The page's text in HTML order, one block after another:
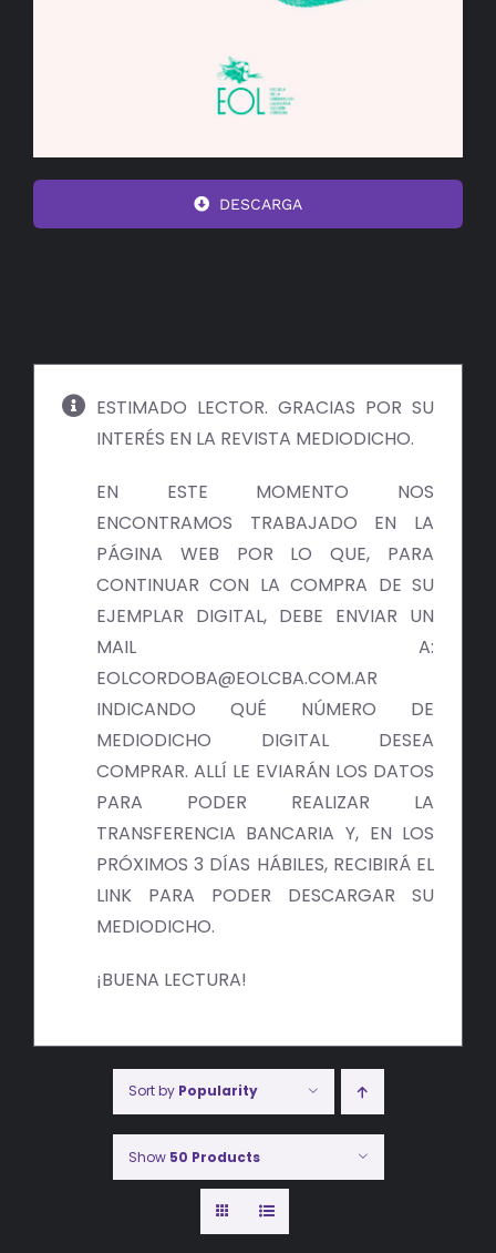
DESCARGA
ESTIMADO LECTOR. GRACIAS POR SU
INTERÉS EN LA REVISTA MEDIODICHO.
EN ESTE MOMENTO NOS
ENCONTRAMOS TRABAJADO EN LA
PÁGINA WEB POR LO QUE, PARA
CONTINUAR CON LA COMPRA DE SU
EJEMPLAR DIGITAL, DEBE ENVIAR UN
MAIL A:
EOLCORDOBA@EOLCBA.COM.AR
INDICANDO QUÉ NÚMERO DE
MEDIODICHO DIGITAL DESEA
COMPRAR. ALLÍ LE EVIARÁN LOS DATOS
PARA PODER REALIZAR LA
TRANSFERENCIA BANCARIA Y, EN LOS
PRÓXIMOS 3 DÍAS HÁBILES, RECIBIRÁ EL
LINK PARA PODER DESCARGAR SU
MEDIODICHO.
¡BUENA LECTURA!
Sort by Popularity
Show 50 Products